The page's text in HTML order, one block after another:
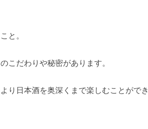
と。
こだわりや秘密があります。
り日本酒を奥深くまで楽しむことができ